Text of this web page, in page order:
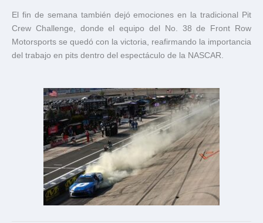
El fin de semana también dejó emociones en la tradicional Pit
Crew Challenge, donde el equipo del No. 38 de
Front Row
Motorsports se quedó con la victoria, reafirmando la importancia
del trabajo en pits dentro del espectáculo de la NASCAR.